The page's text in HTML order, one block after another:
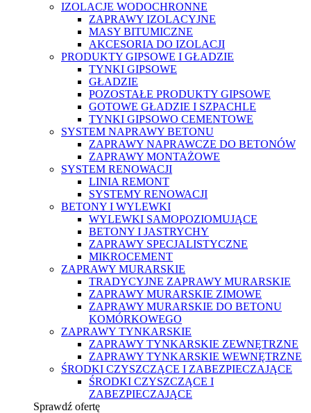
IZOLACJE WODOCHRONNE
ZAPRAWY IZOLACYJNE
MASY BITUMICZNE
AKCESORIA DO IZOLACJI
PRODUKTY GIPSOWE I GŁADZIE
TYNKI GIPSOWE
GŁADZIE
POZOSTAŁE PRODUKTY GIPSOWE
GOTOWE GŁADZIE I SZPACHLE
TYNKI GIPSOWO CEMENTOWE
SYSTEM NAPRAWY BETONU
ZAPRAWY NAPRAWCZE DO BETONÓW
ZAPRAWY MONTAŻOWE
SYSTEM RENOWACJI
LINIA REMONT
SYSTEMY RENOWACJI
BETONY I WYLEWKI
WYLEWKI SAMOPOZIOMUJĄCE
BETONY I JASTRYCHY
ZAPRAWY SPECJALISTYCZNE
MIKROCEMENT
ZAPRAWY MURARSKIE
TRADYCYJNE ZAPRAWY MURARSKIE
ZAPRAWY MURARSKIE ZIMOWE
ZAPRAWY MURARSKIE DO BETONU
KOMÓRKOWEGO
ZAPRAWY TYNKARSKIE
ZAPRAWY TYNKARSKIE ZEWNĘTRZNE
ZAPRAWY TYNKARSKIE WEWNĘTRZNE
ŚRODKI CZYSZCZĄCE I ZABEZPIECZAJĄCE
ŚRODKI CZYSZCZĄCE I
ZABEZPIECZAJĄCE
Sprawdź ofertę